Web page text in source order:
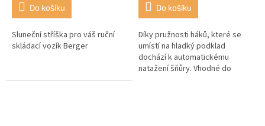
Do košíku
Sluneční stříška pro váš ruční
skládací vozík Berger
Do košíku
Díky pružnosti háků, které se
umístí na hladký podklad
dochází k automatickému
natažení šňůry. Vhodné do